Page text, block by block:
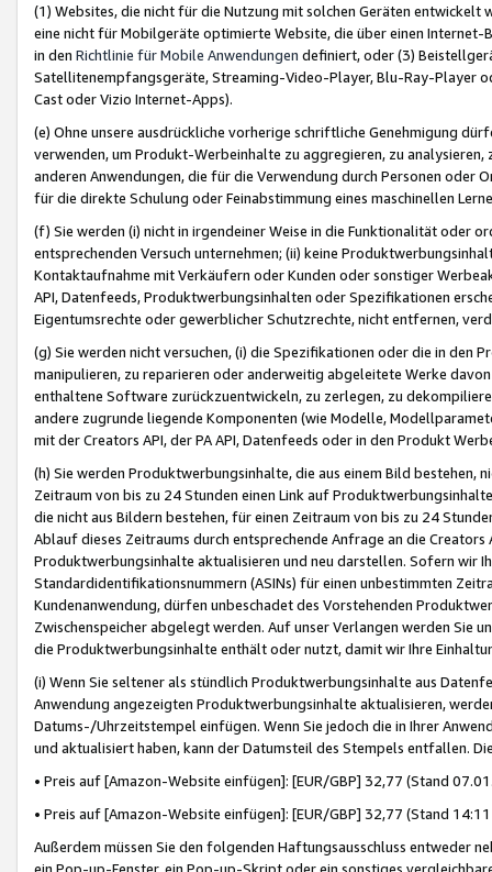
(1) Websites, die nicht für die Nutzung mit solchen Geräten
eine nicht für Mobilgeräte optimierte Website, die über einen
in den Richtlinie für Mobile Anwendungen definiert, oder (3)
Satellitenempfangsgeräte, Streaming-Video-Player, Blu-Ray-Player
Cast oder Vizio Internet-Apps).
(e) Ohne unsere ausdrückliche vorherige schriftliche Genehmigung
verwenden, um Produkt-Werbeinhalte zu aggregieren, zu
anderen Anwendungen, die für die Verwendung durch Personen
für die direkte Schulung oder Feinabstimmung eines maschinellen
(f) Sie werden (i) nicht in irgendeiner Weise in die Funktionalität oder
entsprechenden Versuch unternehmen; (ii) keine
Kontaktaufnahme mit Verkäufern oder Kunden oder sonstiger
API, Datenfeeds, Produktwerbungsinhalten oder Spezifikationen
Eigentumsrechte oder gewerblicher Schutzrechte, nicht entfernen,
(g) Sie werden nicht versuchen, (i) die Spezifikationen oder die in
manipulieren, zu reparieren oder anderweitig abgeleitete Werke
enthaltene Software zurückzuentwickeln, zu zerlegen, zu
andere zugrunde liegende Komponenten (wie Modelle,
mit der Creators API, der PA API, Datenfeeds oder in den Produkt
(h) Sie werden Produktwerbungsinhalte, die aus einem Bild bestehen,
Zeitraum von bis zu 24 Stunden einen Link auf
die nicht aus Bildern bestehen, für einen Zeitraum von bis zu 24
Ablauf dieses Zeitraums durch entsprechende Anfrage an die
Produktwerbungsinhalte aktualisieren und neu darstellen. Sofern wir
Standardidentifikationsnummern (ASINs) für einen unbestimmten
Kundenanwendung, dürfen unbeschadet des Vorstehenden
Zwischenspeicher abgelegt werden. Auf unser Verlangen werden Sie
die Produktwerbungsinhalte enthält oder nutzt, damit wir Ihre
(i) Wenn Sie seltener als stündlich Produktwerbungsinhalte aus
Anwendung angezeigten Produktwerbungsinhalte aktualisieren,
Datums-/Uhrzeitstempel einfügen. Wenn Sie jedoch die in Ihrer
und aktualisiert haben, kann der Datumsteil des Stempels entfallen.
• Preis auf [Amazon-Website einfügen]: [EUR/GBP] 32,77 (Stand
• Preis auf [Amazon-Website einfügen]: [EUR/GBP] 32,77 (Stand
Außerdem müssen Sie den folgenden Haftungsausschluss entweder
ein Pop-up-Fenster, ein Pop-up-Skript oder ein sonstiges